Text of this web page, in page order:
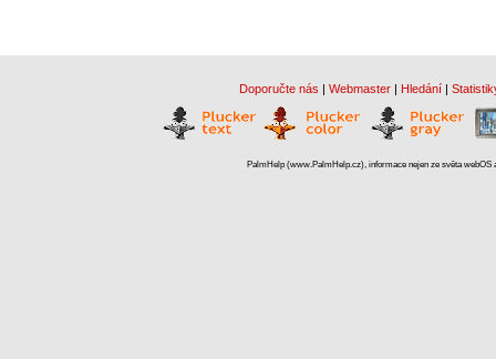
Doporučte nás | Webmaster | Hledání |
PalmHelp (www.PalmHelp.cz), informace nejen ze světa